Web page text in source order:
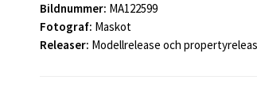
Bildnummer: MA122599
Fotograf: Maskot
Releaser: Modellrelease och